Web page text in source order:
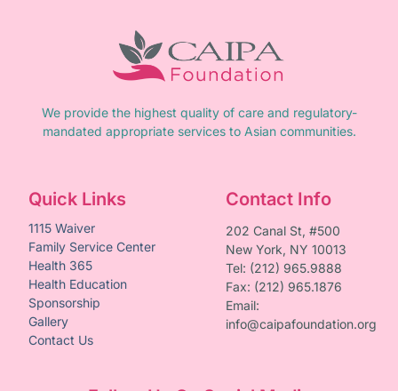
We provide the highest quality of care and regulatory-
mandated appropriate services to Asian communities.
Quick Links
1115 Waiver
Family Service Center
Health 365
Health Education
Sponsorship
Gallery
Contact Us
Contact Info
202 Canal St, #500
New York, NY 10013
Tel: (212) 965.9888
Fax: (212) 965.1876
Email:
info@caipafoundation.org